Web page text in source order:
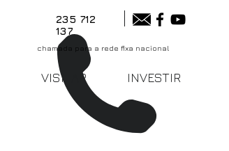
235 712
137
chamada para a rede fixa nacional
VISITAR INVESTIR